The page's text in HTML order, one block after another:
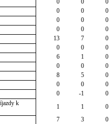
0 0
0
0 0
0
0 0
0
0 0
0
13 7
0
0 0
0
6 1
0
0 0
0
8 5
0
0 0
0
0 -1
0
k
1 1
0
7 3
0